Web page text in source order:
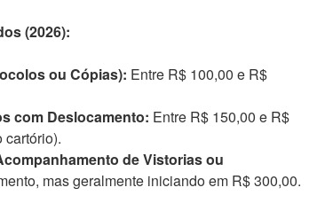
(2026):
ou Cópias): Entre R$ 100,00 e R$
com Deslocamento: Entre R$ 150,00 e R$
cartório).
de Vistorias ou
mas geralmente iniciando em R$ 300,00.